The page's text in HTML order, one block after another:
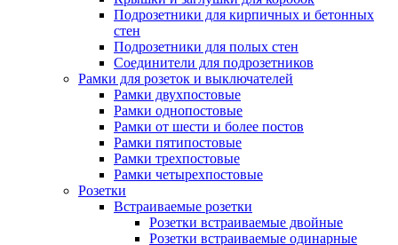
Подрозетники для кирпичных и бетонных
стен
Подрозетники для полых стен
Соединители для подрозетников
Рамки для розеток и выключателей
Рамки двухпостовые
Рамки однопостовые
Рамки от шести и более постов
Рамки пятипостовые
Рамки трехпостовые
Рамки четырехпостовые
Розетки
Встраиваемые розетки
Розетки встраиваемые двойные
Розетки встраиваемые одинарные